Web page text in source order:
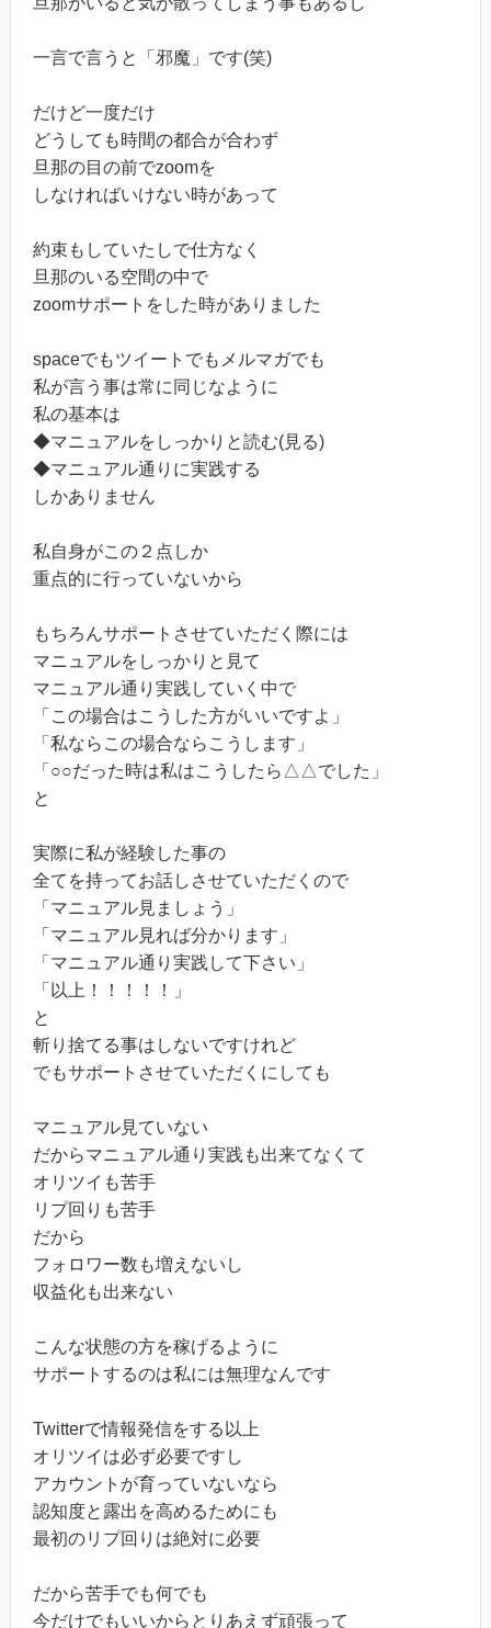
一言で言うと「邪魔」です(笑)
だけど一度だけ
どうしても時間の都合が合わず
旦那の目の前でzoomを
しなければいけない時があって
約束もしていたしで仕方なく
旦那のいる空間の中で
zoomサポートをした時がありました
spaceでもツイートでもメルマガでも
私が言う事は常に同じなように
私の基本は
◆マニュアルをしっかりと読む(見る)
◆マニュアル通りに実践する
しかありません
私自身がこの２点しか
重点的に行っていないから
もちろんサポートさせていただく際には
マニュアルをしっかりと見て
マニュアル通り実践していく中で
「この場合はこうした方がいいですよ」
「私ならこの場合ならこうします」
「○○だった時は私はこうしたら△△でした」
と
実際に私が経験した事の
全てを持ってお話しさせていただくので
「マニュアル見ましょう」
「マニュアル見れば分かります」
「マニュアル通り実践して下さい」
「以上！！！！！」
と
斬り捨てる事はしないですけれど
でもサポートさせていただくにしても
マニュアル見ていない
だからマニュアル通り実践も出来てなくて
オリツイも苦手
リプ回りも苦手
だから
フォロワー数も増えないし
収益化も出来ない
こんな状態の方を稼げるように
サポートするのは私には無理なんです
Twitterで情報発信をする以上
オリツイは必ず必要ですし
アカウントが育っていないなら
認知度と露出を高めるためにも
最初のリプ回りは絶対に必要
だから苦手でも何でも
今だけでもいいからとりあえず頑張って